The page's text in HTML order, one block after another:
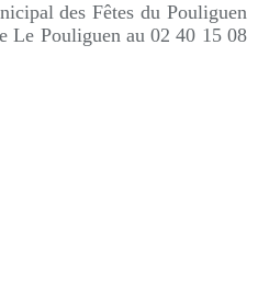
des Fêtes du Pouliguen
Le Pouliguenau02 40 15 08